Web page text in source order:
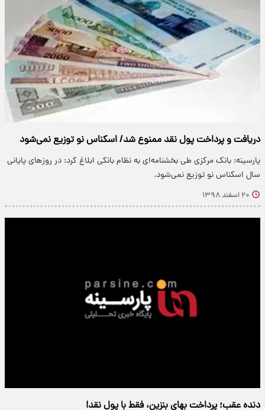
دریافت و پرداخت پول نقد ممنوع شد/ اسکناس نو توزیع نمی‌شود
پارسینه: بانک مرکزی طی بخشنامه‌ای به نظام بانکی ابلاغ کرد: در روز‌های پایانی
سال اسکناس نو توزیع نمی‌شود.
۲۰ اسفند ۱۳۹۸
دنده عقب؛ پرداخت بهای بنزین، فقط با پول نقد!